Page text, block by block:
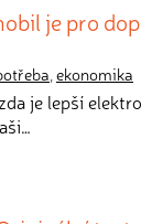
je pro
,ekonomika
je lepší